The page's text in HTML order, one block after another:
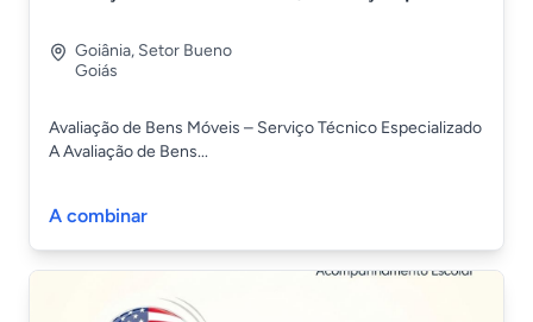
Goiânia, Setor Bueno
Goiás
Avaliação de Bens Móveis – Serviço Técnico Especializado
A Avaliação de Bens...
A combinar